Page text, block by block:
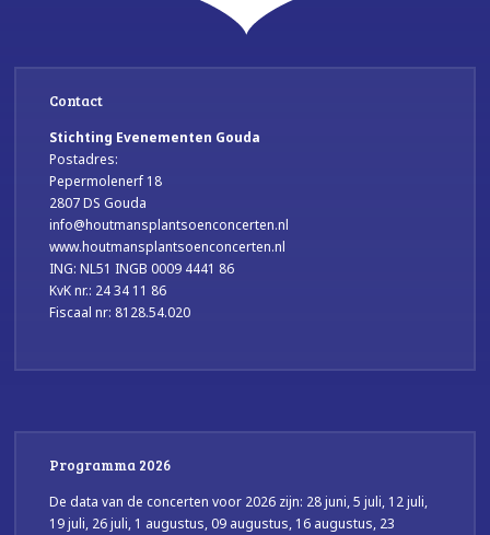
Contact
Stichting Evenementen Gouda
Postadres:
Pepermolenerf 18
2807 DS Gouda
info@houtmansplantsoenconcerten.nl
www.houtmansplantsoenconcerten.nl
ING: NL51 INGB 0009 4441 86
KvK nr.: 24 34 11 86
Fiscaal nr: 8128.54.020
Programma 2026
De data van de concerten voor 2026 zijn: 28 juni, 5 juli, 12 juli,
19 juli, 26 juli, 1 augustus, 09 augustus, 16 augustus, 23